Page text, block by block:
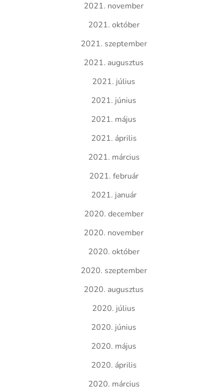
2021. november
2021. október
2021. szeptember
2021. augusztus
2021. július
2021. június
2021. május
2021. április
2021. március
2021. február
2021. január
2020. december
2020. november
2020. október
2020. szeptember
2020. augusztus
2020. július
2020. június
2020. május
2020. április
2020. március